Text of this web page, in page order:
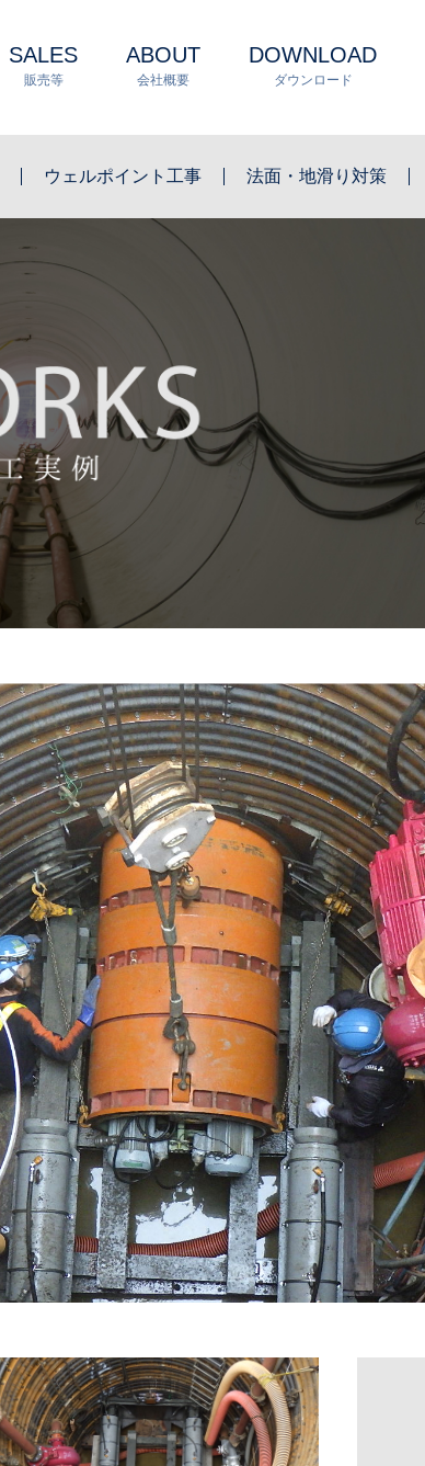
SALES
販売等
ABOUT
会社概要
DOWNLOAD
ダウンロード
ウェルポイント工事 法面・地滑り対策